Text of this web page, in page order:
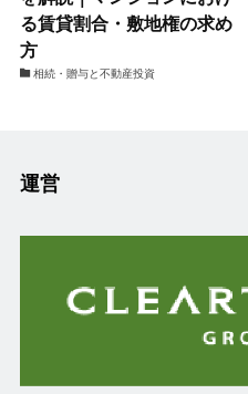
る賃貸割合・敷地権の求め
方
相続・贈与と不動産投資
運営